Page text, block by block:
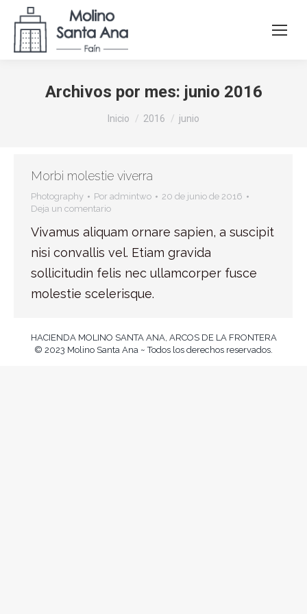
Archivos por mes: junio 2016
Estás aquí:
Inicio 2016 junio
Morbi molestie viverra
Photography Por admintwo
20 de junio de 2016
Deja un comentario
Vivamus aliquam ornare sapien, a suscipit
nisi convallis vel. Etiam gravida
sollicitudin felis nec ullamcorper fusce
molestie scelerisque.
HACIENDA MOLINO SANTA ANA, ARCOS DE LA FRONTERA
© 2023 Molino Santa Ana ~ Todos los derechos reservados.